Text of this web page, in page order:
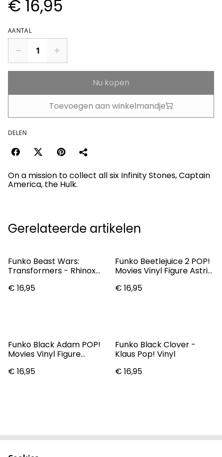
€ 16,95
AANTAL
Nu kopen
Toevoegen aan winkelmandje
DELEN
On a mission to collect all six Infinity Stones, Captain
America, the Hulk.
Gerelateerde artikelen
Funko Beast Wars:
Transformers - Rhinox
[OE]
€ 16,95
Funko Beetlejuice 2 POP!
Movies Vinyl Figure Astrid
€ 16,95
Funko Black Adam POP!
Movies Vinyl Figure
€ 16,95
Funko Black Clover -
Klaus Pop! Vinyl
€ 16,95